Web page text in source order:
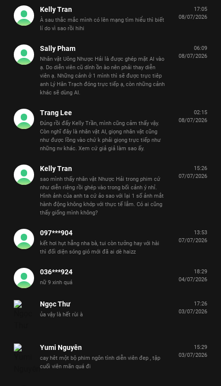
Kelly Tran
À sau thắc mắc mình có lên mạng tìm hiểu thì biết
lí do vì sao rồi hihi
17:05
08/07/2026
Sally Pham
Nhân vật Uông Nhược Hải là được ghép mặt AI vào
ạ. Do diễn viên cũ dính ồn ào nên phải thay diễn
viên ạ. Những cảnh ở 1 mình thì sẽ được trực tiêp
anh Lý Hân Trạch đóng trực tiếp ạ, còn những cảnh
khác sẽ dùng AI.
06:09
08/07/2026
Trang Lee
Đúng rồi đấy Kelly Trần, mình cũng cảm thấy vậy.
Còn nghĩ đây là nhân vật AI, giọng nhân vật cũng
như được lồng vào chứ k phải giọng trực tiếp như
những nv khác. Xem cứ giả giả làm sao ấy.
02:15
08/07/2026
Kelly Tran
sao mình thấy nhân vật Nhược Hải trong phim cứ
như diễn riêng rồi ghép vào trong bối cảnh ý nhỉ.
Hình ảnh của anh ta cứ ảo sao với lại 1 số ảnh mắt
hành động không khớp với thực tế lắm. Có ai cũng
thấy giống mình không?
15:26
07/07/2026
097***904
kết hơi hụt hẫng nha bà, tui còn tưởng hay với hài
thì đối diện sóng gió mới đã ai dè haizz
13:53
07/07/2026
036***924
nữ 9 xinh quá
18:29
04/07/2026
Ngọc Thư
ủa vậy là hết rùi à
17:26
03/07/2026
Yumi Nguyên
cay hêt một bộ phim ngôn tình diễn viên đep , tập
cuối viên mãn quá đi
15:29
03/07/2026